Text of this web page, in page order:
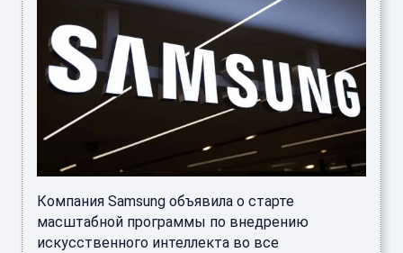
Компания Samsung объявила о старте
масштабной программы по внедрению
искусственного интеллекта во все